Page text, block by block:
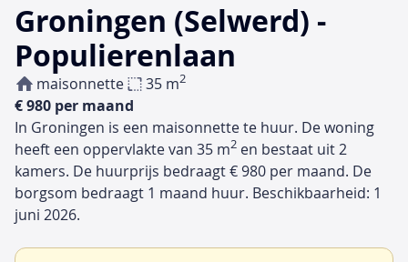
Groningen (Selwerd) -
Populierenlaan
maisonnette 35 m2
€ 980 per maand
In Groningen is een maisonnette te huur. De woning
heeft een oppervlakte van 35 m2 en bestaat uit 2
kamers. De huurprijs bedraagt € 980 per maand. De
borgsom bedraagt 1 maand huur. Beschikbaarheid: 1
juni 2026.